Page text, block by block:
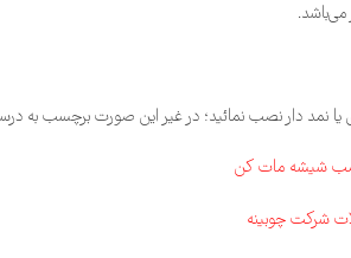
می‌باشد.
نمد دار نصب نمائید؛ در غیر این صورت برچسب
نصب شیشه مات کن
شرکت چوبینه